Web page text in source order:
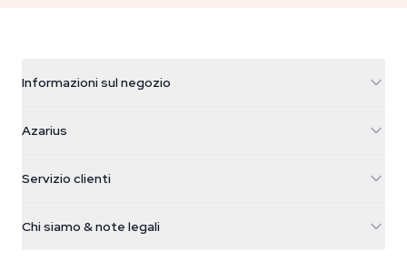
Informazioni sul negozio
Galvaniweg 11
Nederland
+31(0)204897914
Azarius
Smokeshop
Servizio clienti
Chi siamo & note legali